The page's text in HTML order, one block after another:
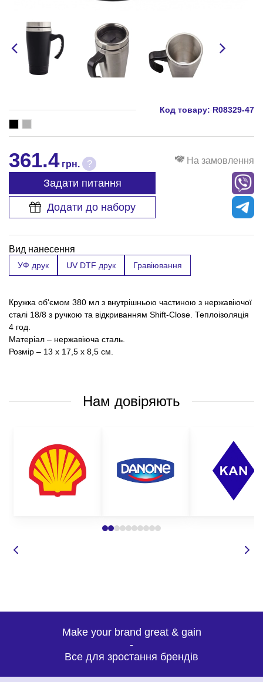
Код товару: R08329-47
361.4грн. ? На замовлення
Задати питання
Додати до набору
Вид нанесення
УФ друк UV DTF друк Гравіювання
Кружка об'ємом 380 мл з внутрішньою частиною з нержавіючої
сталі 18/8 з ручкою та відкриванням Shift-Close. Теплоізоляція
4 год.
Матеріал – нержавіюча сталь.
Розмір – 13 х 17,5 х 8,5 см.
Нам довіряють
Make your brand great & gain
-
Все для зростання брендів